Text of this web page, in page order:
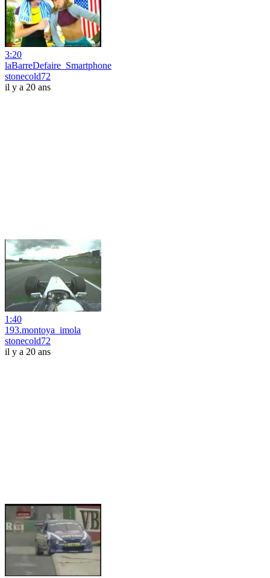
3:20
laBarreDefaire_Smartphone
stonecold72
il y a 20 ans
1:40
193.montoya_imola
stonecold72
il y a 20 ans